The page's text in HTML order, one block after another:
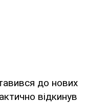
до нових
відкинув